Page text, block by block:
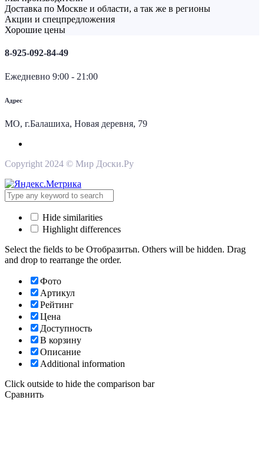
Доставка по Москве и области, а так же в регионы
Акции и спецпредложения
Хорошие цены
8-925-092-84-49
Ежедневно 9:00 - 21:00
Адрес
МО, г.Балашиха, Новая деревня, 79
Copyright 2024 © Мир Доски.Ру
Hide similarities
Highlight differences
Select the fields to be Отобразитьn. Others will be hidden. Drag
and drop to rearrange the order.
Фото
Артикул
Рейтинг
Цена
Доступность
В корзину
Описание
Additional information
Click outside to hide the comparison bar
Сравнить